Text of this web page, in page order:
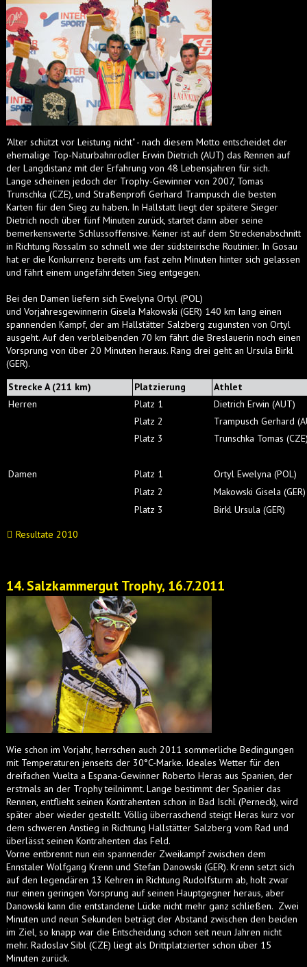
"Alter schützt vor Leistung nicht" - nach diesem Motto entscheidet der
ehemalige Top-Naturbahnrodler Erwin Dietrich (AUT) das Rennen auf
der Langdistanz mit der Erfahrung von 48 Lebensjahren für sich.
Lange scheinen jedoch der Trophy-Gewinner von 2007, Tomas
Trunschka (CZE), und Straßenprofi Gerhard Trampusch die besten
Karten für den Sieg zu haben. In Hallstatt liegt der spätere Sieger
Dietrich noch über fünf Minuten zurück, startet dann aber seine
bemerkenswerte Schlussoffensive. Keiner ist auf dem Streckenabschnitt
in Richtung Rossalm so schnell wie der südsteirische Routinier. In Gosau
hat er die Konkurrenz bereits um fast zehn Minuten hinter sich gelassen
und fährt einem ungefährdeten Sieg entgegen.
Bei den Damen liefern sich Ewelyna Ortyl (POL)
und Vorjahresgewinnerin Gisela Makowski (GER) 140 km lang einen
spannenden Kampf, der am Hallstätter Salzberg zugunsten von Ortyl
ausgeht. Auf den verbleibenden 70 km fährt die Breslauerin noch einen
Vorsprung von über 20 Minuten heraus. Rang drei geht an Ursula Birkl
(GER).
Strecke A (211 km)
Platzierung
Athlet
Herren
Platz 1
Dietrich Erwin (AUT)
Platz 2
Trampusch Gerhard
Platz 3
Trunschka Tomas
Damen Platz 1
Ortyl Ewelyna (POL)
Platz 2
Makowski Gisela (GER)
Platz 3
Birkl Ursula (GER)
Resultate 2010
14. Salzkammergut Trophy, 16.7.2011
Wie schon im Vorjahr, herrschen auch 2011 sommerliche Bedingungen
mit Temperaturen jenseits der 30°C-Marke. Ideales Wetter für den
dreifachen Vuelta a Espana-Gewinner Roberto Heras aus Spanien, der
erstmals an der Trophy teilnimmt. Lange bestimmt der Spanier das
Rennen, entflieht seinen Kontrahenten schon in Bad Ischl (Perneck), wird
später aber wieder gestellt. Völlig überraschend steigt Heras kurz vor
dem schweren Anstieg in Richtung Hallstätter Salzberg vom Rad und
überlässt seinen Kontrahenten das Feld.
Vorne entbrennt nun ein spannender Zweikampf zwischen dem
Ennstaler Wolfgang Krenn und Stefan Danowski (GER). Krenn setzt sich
auf den legendären 13 Kehren in Richtung Rudolfsturm ab, holt zwar
nur einen geringen Vorsprung auf seinen Hauptgegner heraus, aber
Danowski kann die entstandene Lücke nicht mehr ganz schließen. Zwei
Minuten und neun Sekunden beträgt der Abstand zwischen den beiden
im Ziel, so knapp war die Entscheidung schon seit neun Jahren nicht
mehr. Radoslav Sibl (CZE) liegt als Drittplatzierter schon über 15
Minuten zurück.